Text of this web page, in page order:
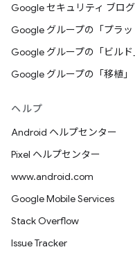
Google セキュリティ ブログ
Google グループの「プラ
Google グループの「ビルド
Google グループの「移植」
ヘルプ
Android ヘルプセンター
Pixel ヘルプセンター
www.android.com
Google Mobile Services
Stack Overflow
Issue Tracker